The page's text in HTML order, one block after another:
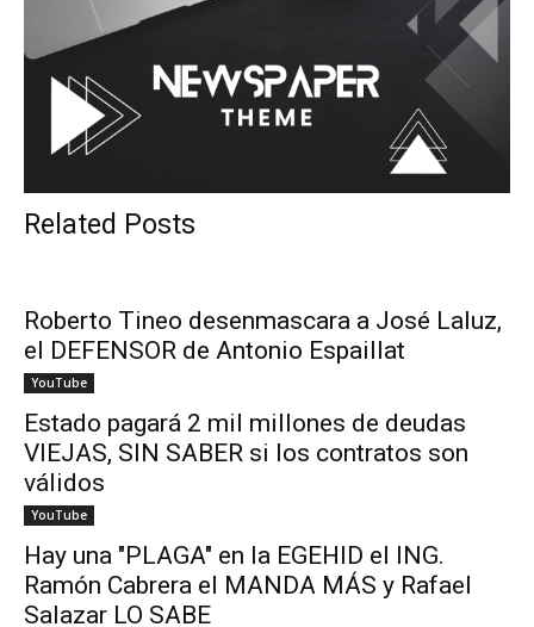
Related Posts
Roberto Tineo desenmascara a José Laluz,
el DEFENSOR de Antonio Espaillat
YouTube
Estado pagará 2 mil millones de deudas
VIEJAS, SIN SABER si los contratos son
válidos
YouTube
Hay una "PLAGA" en la EGEHID el ING.
Ramón Cabrera el MANDA MÁS y Rafael
Salazar LO SABE